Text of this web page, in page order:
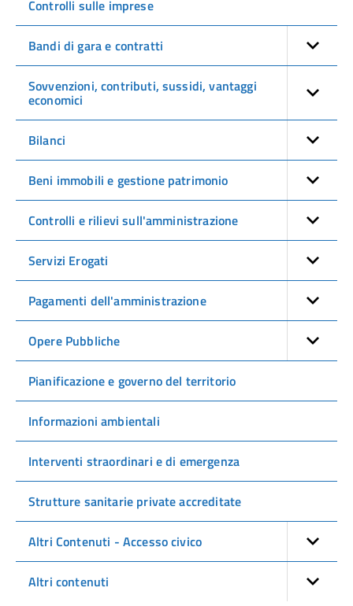
Controlli sulle imprese
Bandi di gara e contratti
Sovvenzioni, contributi, sussidi, vantaggi
economici
Bilanci
Beni immobili e gestione patrimonio
Controlli e rilievi sull'amministrazione
Servizi Erogati
Pagamenti dell'amministrazione
Opere Pubbliche
Pianificazione e governo del territorio
Informazioni ambientali
Interventi straordinari e di emergenza
Strutture sanitarie private accreditate
Altri Contenuti - Accesso civico
Altri contenuti